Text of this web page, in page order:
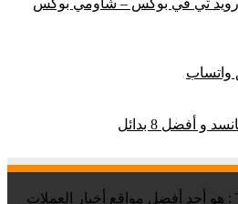
واتساب
و أفضل 8 بدائل
موقع تقني نت – Tekany Net : هو أحد أفضل مواقع أخبار العملات